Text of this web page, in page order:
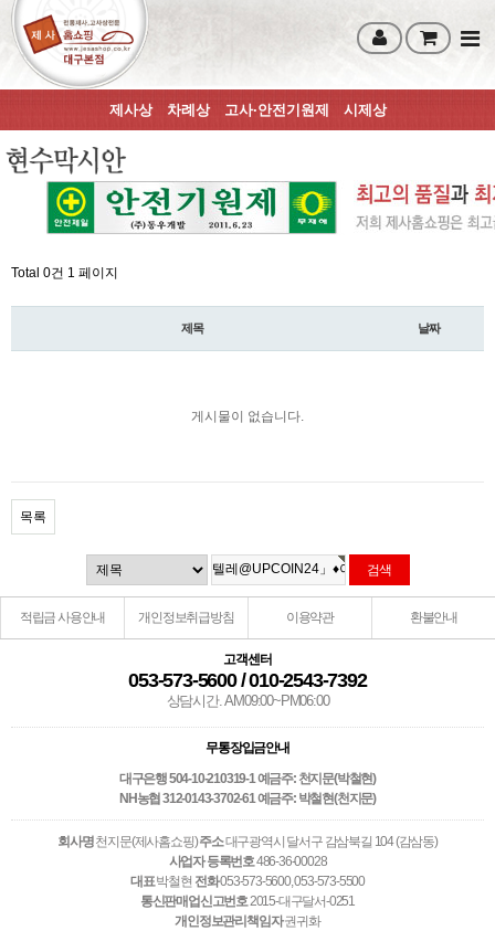
제사상 차례상 고사·안전기원제 시제상
Total 0건 1 페이지
제목 날짜
게시물이 없습니다.
목록
적립금 사용안내 개인정보취급방침 이용약관 환불안내
고객센터
053-573-5600 / 010-2543-7392
상담시간. AM09:00~PM06:00
무통장입금안내
대구은행 504-10-210319-1 예금주: 천지문(박철현)
NH농협 312-0143-3702-61 예금주: 박철현(천지문)
회사명천지문(제사홈쇼핑)주소대구광역시 달서구 감삼북길 104 (감삼동)
사업자 등록번호486-36-00028
대표박철현 전화053-573-5600, 053-573-5500
통신판매업신고번호2015-대구달서-0251
개인정보관리책임자권귀화